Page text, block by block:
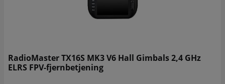
RadioMaster TX16S MK3 V6 Hall Gimbals 2,4 GHz
ELRS FPV-fjernbetjening